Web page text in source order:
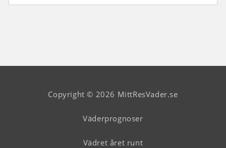
Copyright © 2026 MittResVader.se
Väderprognoser
Vädret året runt